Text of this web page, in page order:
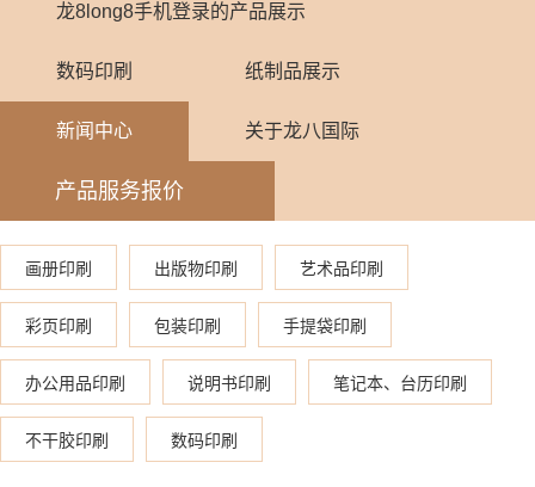
龙8long8手机登录的产品展示
数码印刷 纸制品展示
新闻中心 关于龙八国际
产品服务报价
画册印刷 出版物印刷 艺术品印刷
彩页印刷 包装印刷 手提袋印刷
办公用品印刷 说明书印刷 笔记本、台历印刷
不干胶印刷 数码印刷